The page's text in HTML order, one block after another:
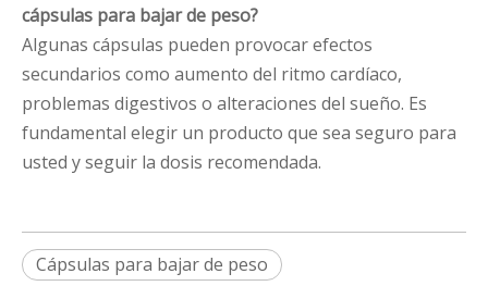
cápsulas para bajar de peso?
Algunas cápsulas pueden provocar efectos
secundarios como aumento del ritmo cardíaco,
problemas digestivos o alteraciones del sueño. Es
fundamental elegir un producto que sea seguro para
usted y seguir la dosis recomendada.
Cápsulas para bajar de peso